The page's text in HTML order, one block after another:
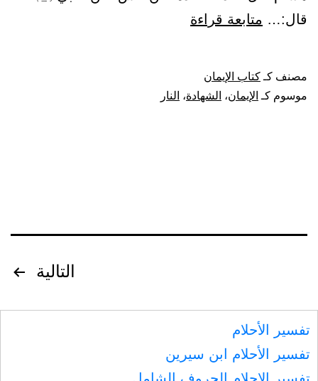
قال:… متابعة قراءة
ونقصانه
مصنف كـ كتاب الإيمان
موسوم كـ الإيمان، الشهادة، النار
المقالات
التالية
تفسير الأحلام
تفسير الأحلام ابن سيرين